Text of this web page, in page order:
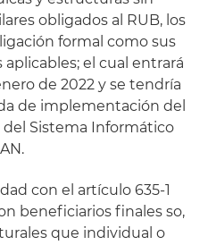
obligados al RUB, los
formal como sus
el cual entrará
de 2022 y se tendría
de implementación del
del Sistema Informático
con el artículo 635-1
beneficiarios finales so,
que individual o